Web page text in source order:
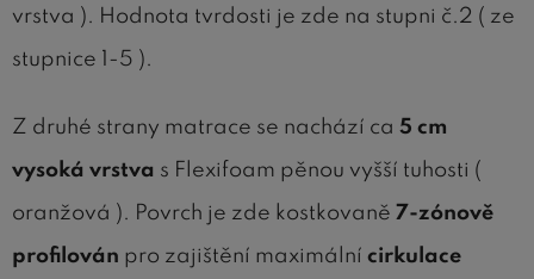
vrstva ). Hodnota tvrdosti je zde na stupni č.2 ( ze
stupnice 1-5 ).
Z druhé strany matrace se nachází ca 5 cm
vysoká vrstva s Flexifoam pěnou vyšší tuhosti (
oranžová ). Povrch je zde kostkovaně 7-zónově
profilován pro zajištění maximální cirkulace